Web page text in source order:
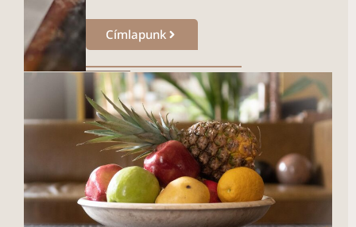
Címlapunk